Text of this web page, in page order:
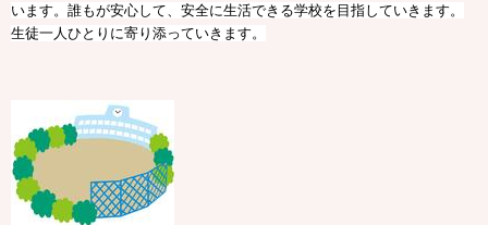
います。誰もが安心して、安全に生活できる学校を目指していきます。
生徒一人ひとりに寄り添っていきます。